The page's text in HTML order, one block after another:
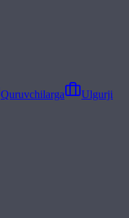
Quruvchilarga
Ulgurji